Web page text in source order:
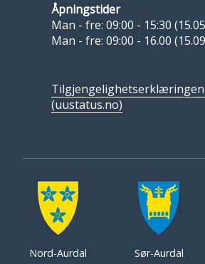
Åpningstider
Man - fre: 09:00 - 15:30
Man - fre: 09:00 - 16.00
Tilgjengelighetserklæringen
(uustatus.no)
Nord-Aurdal Sør-Aurdal